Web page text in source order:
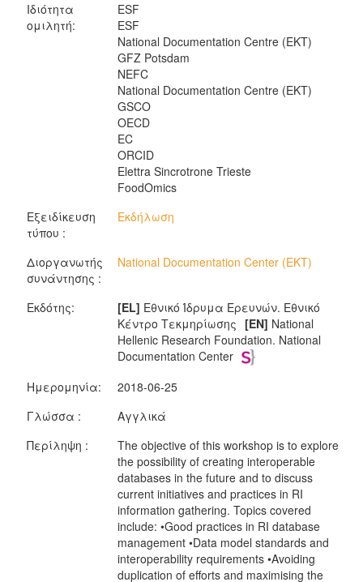
Ιδιότητα
ομιλητή:
ESF
ESF
National Documentation Centre (EKT)
GFZ Potsdam
NEFC
National Documentation Centre (EKT)
GSCO
OECD
EC
ORCID
Elettra Sincrotrone Trieste
FoodOmics
Εξειδίκευση
τύπου :
Εκδήλωση
Διοργανωτής
συνάντησης :
National Documentation Center (EKT)
Εκδότης: [EL] Εθνικό Ίδρυμα Ερευνών. Εθνικό
Κέντρο Τεκμηρίωσης [EN] National
Hellenic Research Foundation. National
Documentation Center
Ημερομηνία:
2018-06-25
Γλώσσα :
Αγγλικά
Περίληψη :
The objective of this workshop is to explore
the possibility of creating interoperable
databases in the future and to discuss
current initiatives and practices in RI
information gathering. Topics covered
include: •Good practices in RI database
management •Data model standards and
interoperability requirements •Avoiding
duplication of efforts and maximising the